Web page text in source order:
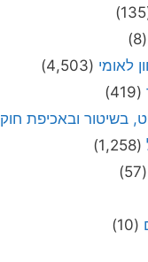
(8)
לאומי (4,503)
(419)
בשיטור ובאכיפת חוק
(1,258)
(57)
(10)